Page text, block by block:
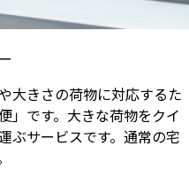
大きさの荷物に対応するた
」です。大きな荷物をクイ
ぶサービスです。通常の宅